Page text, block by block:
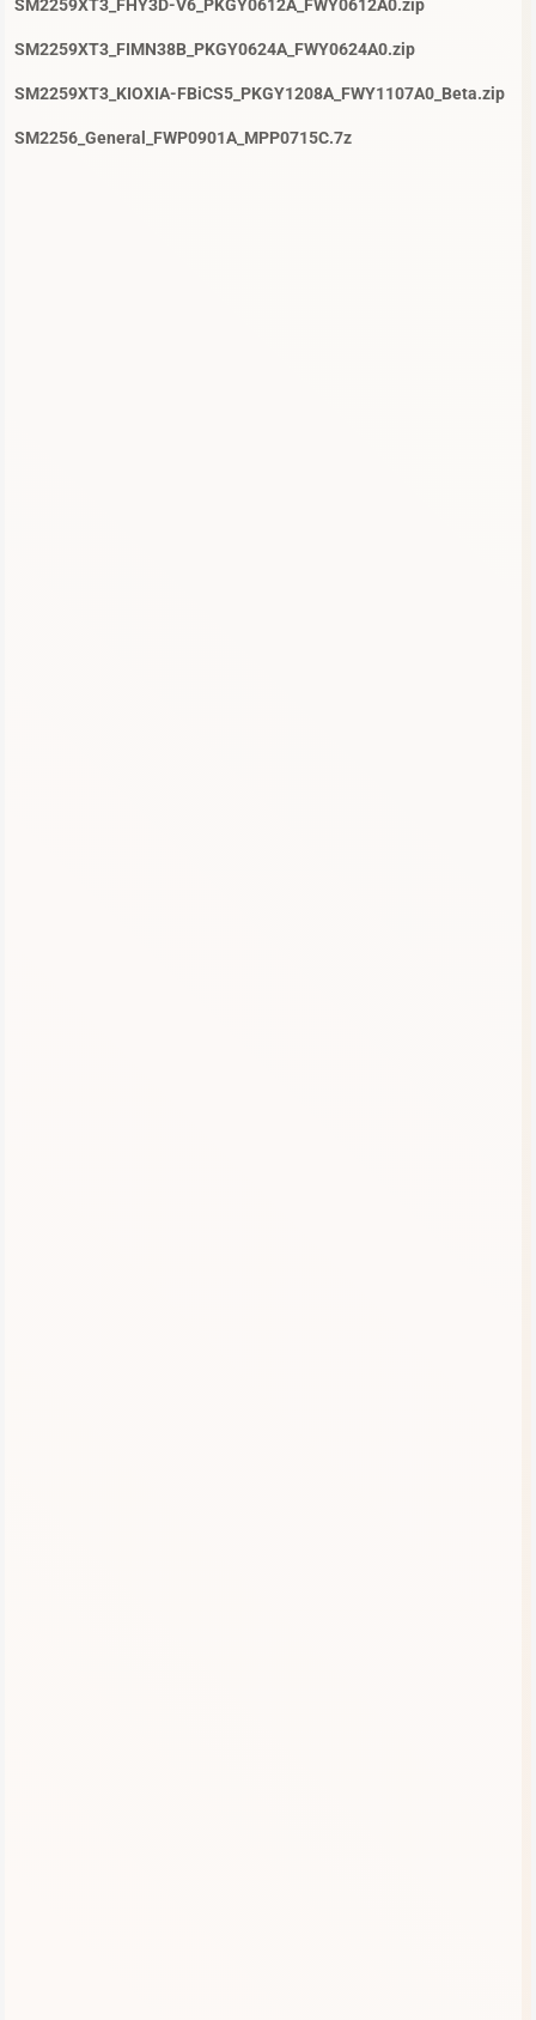
SM2259XT3_FHY3D-V6_PKGY0612A_FWY0612A0.zip
SM2259XT3_FIMN38B_PKGY0624A_FWY0624A0.zip
SM2259XT3_KIOXIA-FBiCS5_PKGY1208A_FWY1107A0_Beta.zip
SM2256_General_FWP0901A_MPP0715C.7z